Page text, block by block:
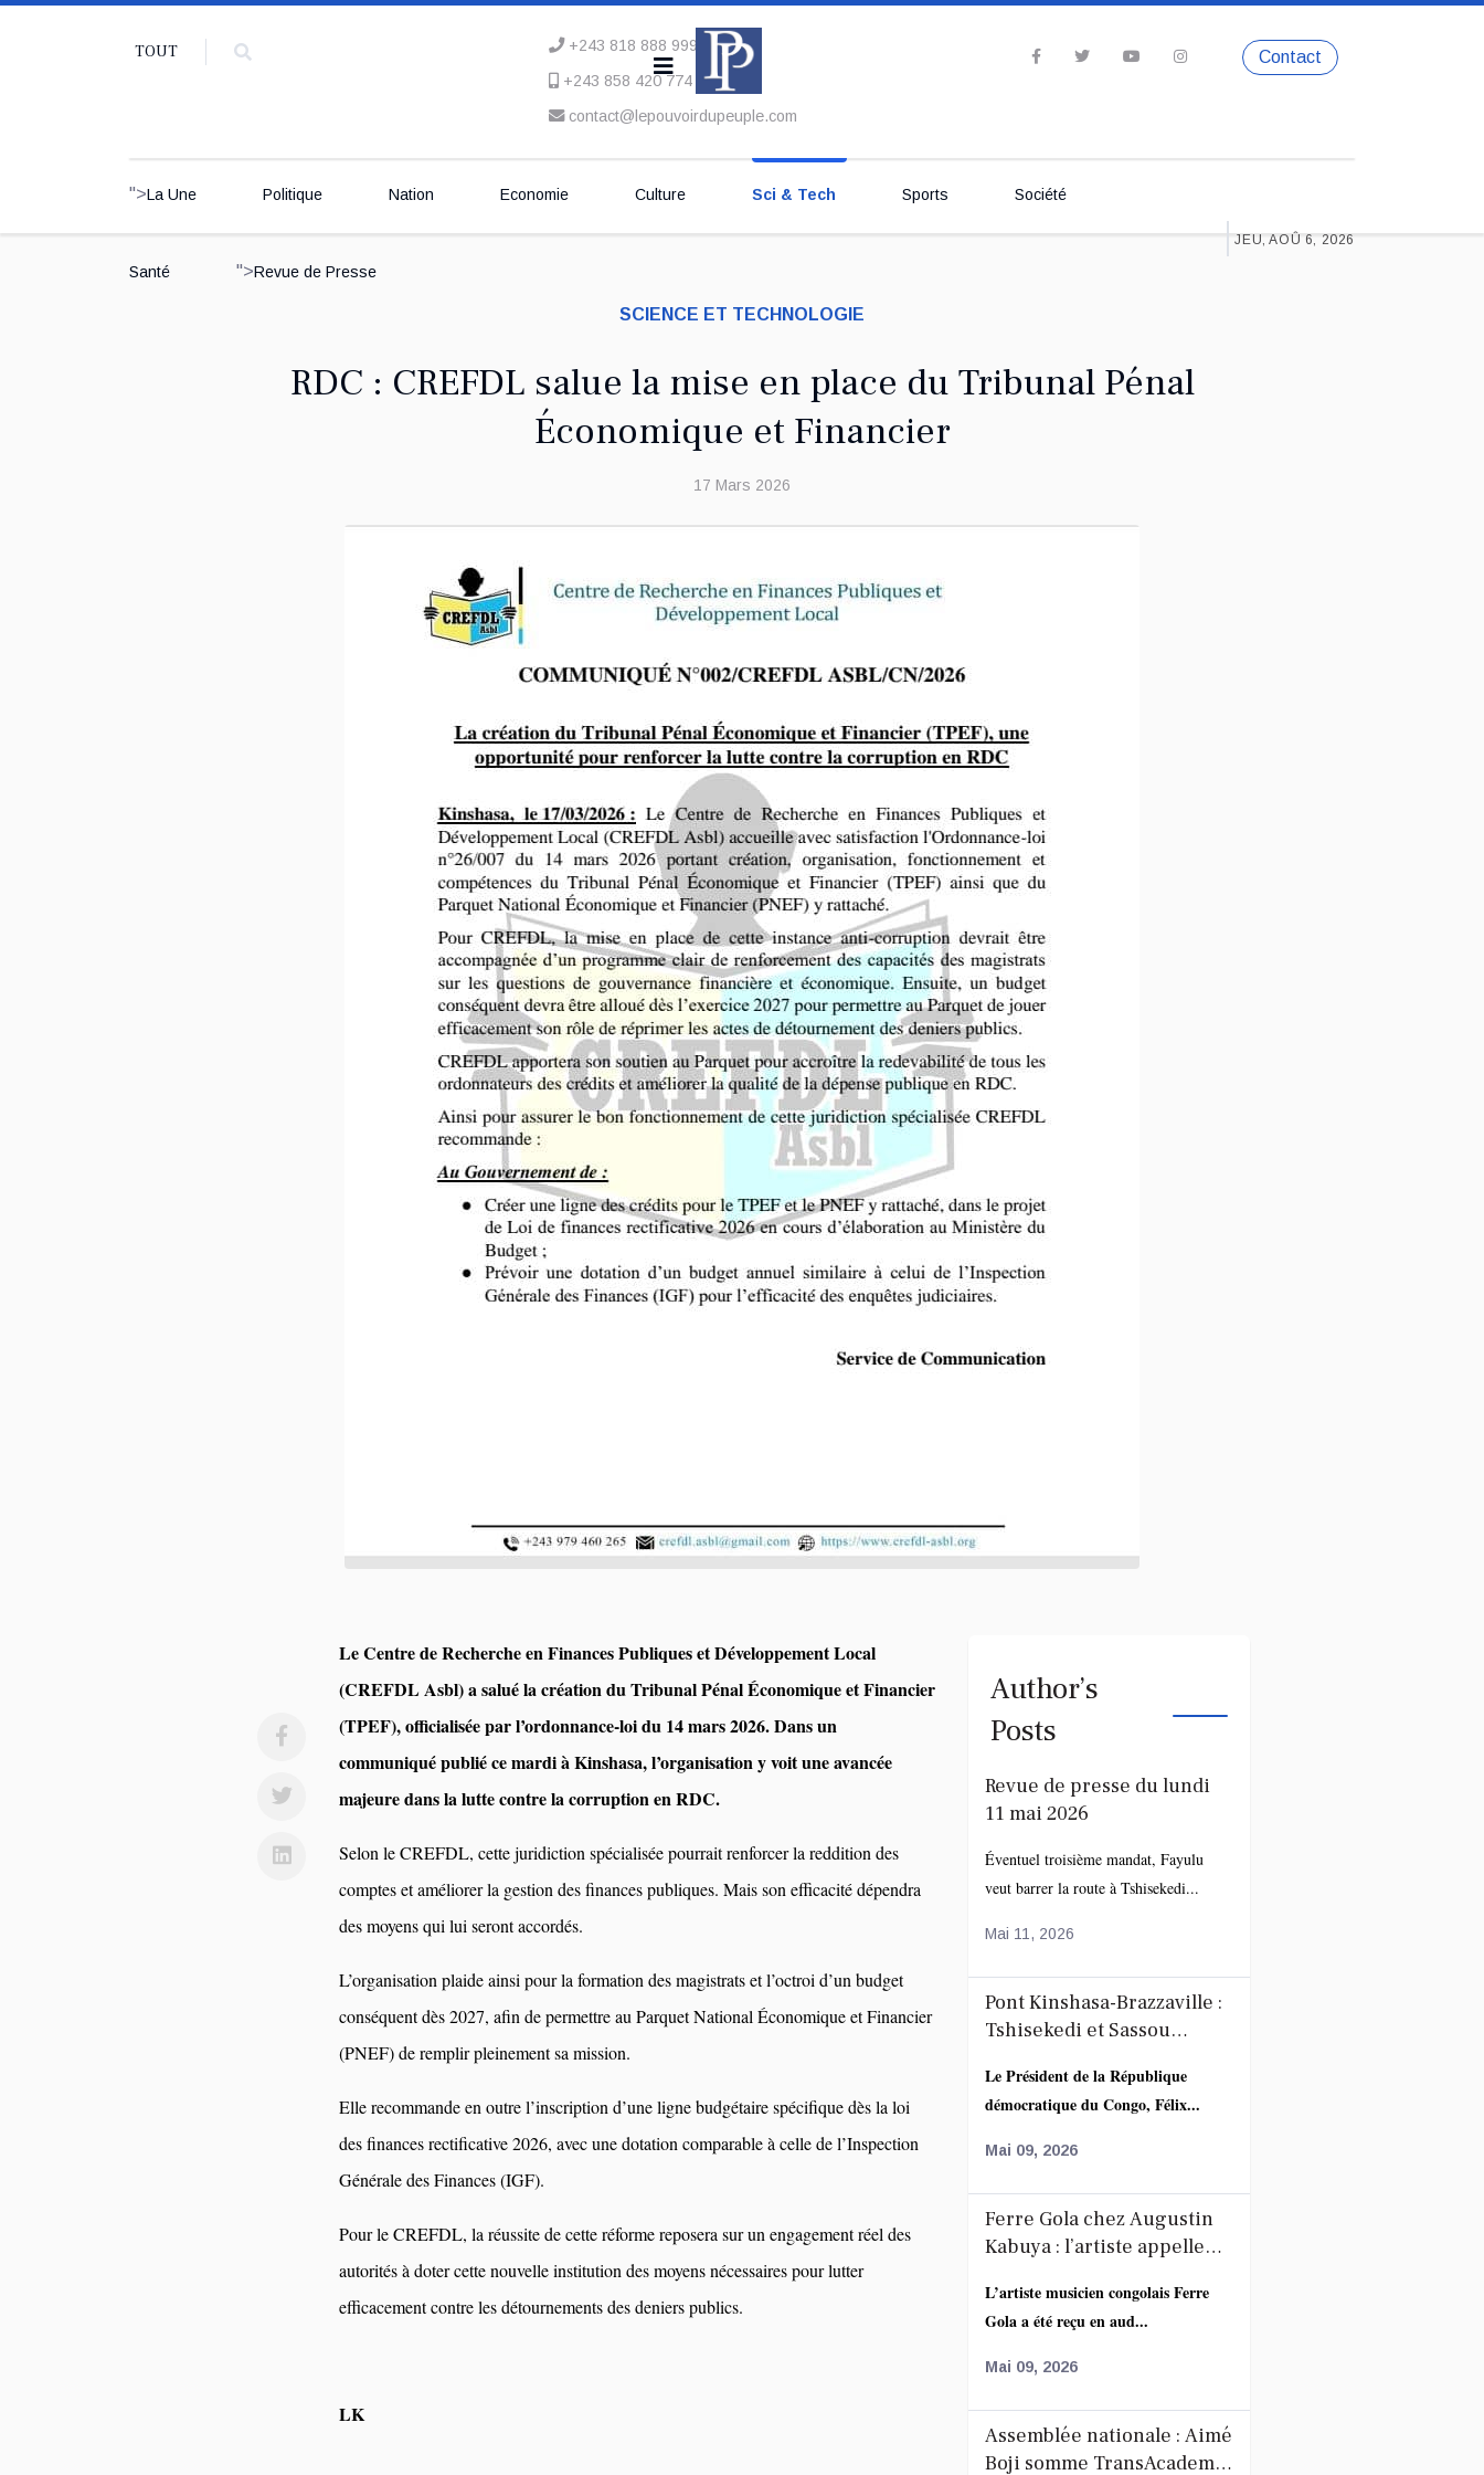
TOUT
+243 818 888 999
+243 858 420 774
contact@lepouvoirdupeuple.com
Contact
">La Une Politique Nation Economie Culture Sci & Tech Sports Société
Santé ">Revue de Presse
JEU, AOÛ 6, 2026
SCIENCE ET TECHNOLOGIE
RDC : CREFDL salue la mise en place du Tribunal Pénal
Économique et Financier
17 Mars 2026
Le Centre de Recherche en Finances Publiques et Développement Local
(CREFDL Asbl) a salué la création du Tribunal Pénal Économique et Financier
(TPEF), officialisée par l’ordonnance-loi du 14 mars 2026. Dans un
communiqué publié ce mardi à Kinshasa, l’organisation y voit une avancée
majeure dans la lutte contre la corruption en RDC.
Selon le CREFDL, cette juridiction spécialisée pourrait renforcer la reddition des
comptes et améliorer la gestion des finances publiques. Mais son efficacité dépendra
des moyens qui lui seront accordés.
L’organisation plaide ainsi pour la formation des magistrats et l’octroi d’un budget
conséquent dès 2027, afin de permettre au Parquet National Économique et Financier
(PNEF) de remplir pleinement sa mission.
Elle recommande en outre l’inscription d’une ligne budgétaire spécifique dès la loi
des finances rectificative 2026, avec une dotation comparable à celle de l’Inspection
Générale des Finances (IGF).
Pour le CREFDL, la réussite de cette réforme reposera sur un engagement réel des
autorités à doter cette nouvelle institution des moyens nécessaires pour lutter
efficacement contre les détournements des deniers publics.
LK
Author’s
Posts
Revue de presse du lundi
11 mai 2026
Éventuel troisième mandat, Fayulu
veut barrer la route à Tshisekedi...
Mai 11, 2026
Pont Kinshasa-Brazzaville :
Tshisekedi et Sassou
autour du projet route-rail
Le Président de la République
démocratique du Congo, Félix...
Mai 09, 2026
Ferre Gola chez Augustin
Kabuya : l’artiste appelle
l’annonce de la décoration
de Fally Ipupa
L’artiste musicien congolais Ferre
Gola a été reçu en aud...
Mai 09, 2026
Assemblée nationale : Aimé
Boji somme TransAcademia